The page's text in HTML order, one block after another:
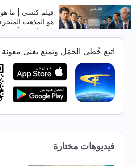
فيلم كنسي | ما هو
هو المذهب
(مقتطف مميَّز من
21:02
فيلم كنسي | هل
لعنة للبشرية؟
فيلم)
23:44
فيلم كنسي |
اتبع خُطى الحَمَل وتمتع بغنى معونة
فيديوهات مختارة